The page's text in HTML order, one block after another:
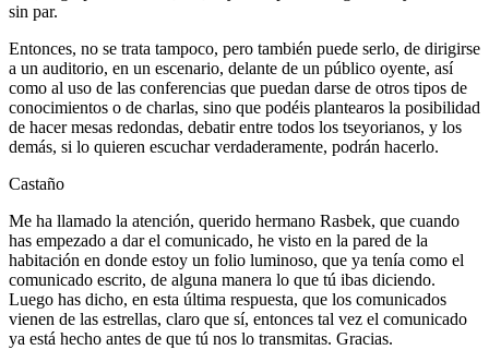
sin par.
Entonces, no se trata tampoco, pero también puede serlo, de dirigirse
a un auditorio, en un escenario, delante de un público oyente, así
como al uso de las conferencias que puedan darse de otros tipos de
conocimientos o de charlas, sino que podéis plantearos la posibilidad
de hacer mesas redondas, debatir entre todos los tseyorianos, y los
demás, si lo quieren escuchar verdaderamente, podrán hacerlo.
Castaño
Me ha llamado la atención, querido hermano Rasbek, que cuando
has empezado a dar el comunicado, he visto en la pared de la
habitación en donde estoy un folio luminoso, que ya tenía como el
comunicado escrito, de alguna manera lo que tú ibas diciendo.
Luego has dicho, en esta última respuesta, que los comunicados
vienen de las estrellas, claro que sí, entonces tal vez el comunicado
ya está hecho antes de que tú nos lo transmitas. Gracias.